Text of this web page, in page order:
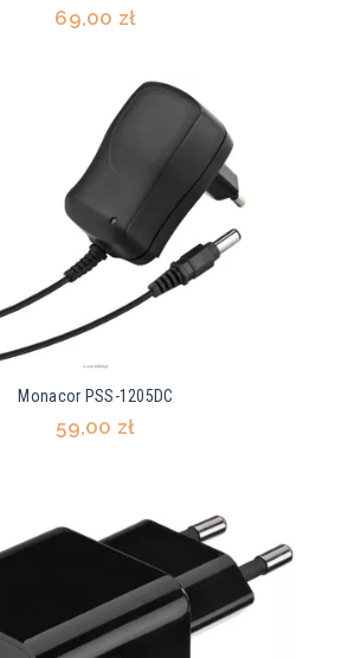
69,00 zł
Monacor PSS-1205DC
59,00 zł